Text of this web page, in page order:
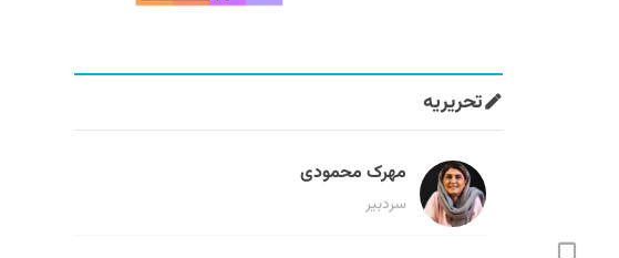
تحریریه
مهرک محمودی
سردبیر